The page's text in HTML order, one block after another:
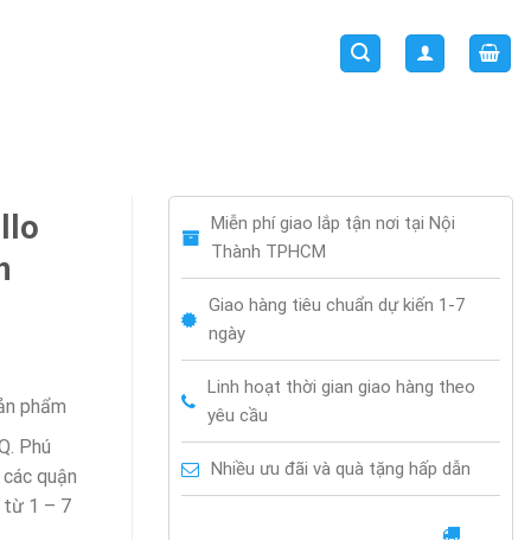
phẩm
Phú
quận
từ 1 – 7
Miễn phí giao lắp tận nơi tại Nội
Thành TPHCM
Giao hàng tiêu chuẩn dự kiến 1-7
ngày
Linh hoạt thời gian giao hàng theo
yêu cầu
Nhiều ưu đãi và quà tặng hấp dẫn